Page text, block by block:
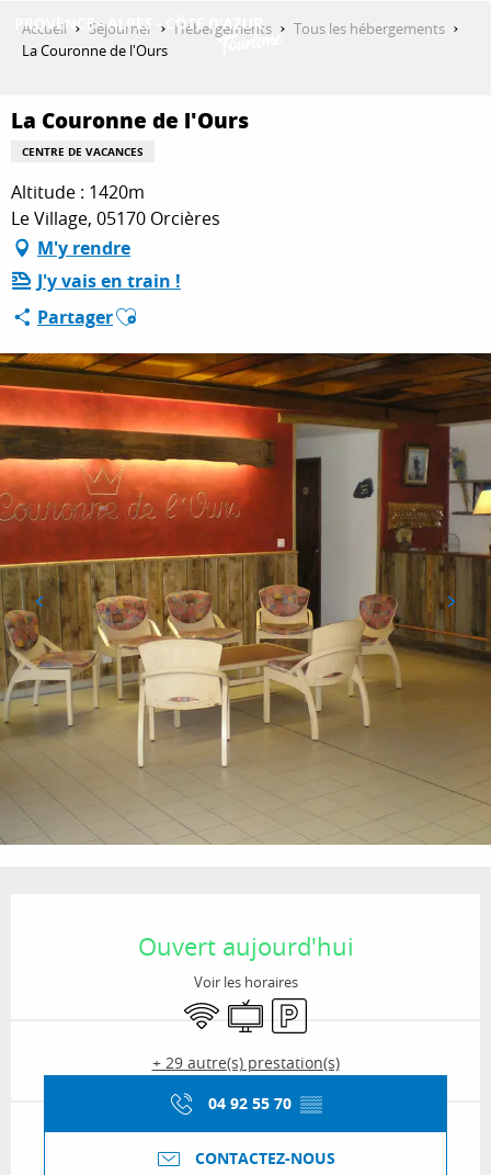
QUE FAIRE ?
SÉJOURNER
ESPACE PRO
Accueil Séjourner Hébergements
Tous les hébergements
La Couronne de l'Ours
La Couronne de l'Ours
CENTRE DE VACANCES
Altitude : 1420m
Le Village, 05170 Orcières
M'y rendre
J'y vais en train !
PartagerAjouter aux favoris
Ouvert aujourd'hui
Voir les horaires
WiFi Télévision
Parking
+ 29 autre(s) prestation(s)
04 92 55 70 ▒▒
CONTACTEZ-NOUS